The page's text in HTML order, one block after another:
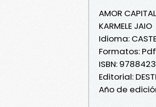
AMOR CAPITAL
KARMELE JAIO
Idioma:
Formatos:
ISBN:
Editorial:
Año de